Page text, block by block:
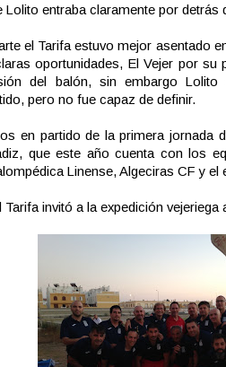
Lolito entraba claramente por detrás
el Tarifa estuvo mejor asentado
oportunidades, El Vejer por su
del balón, sin embargo
pero no fue capaz de definir.
en partido de la primera jornada
que este año cuenta con los
Linense, Algeciras CF y el
Tarifa invitó a la expedición vejeriega